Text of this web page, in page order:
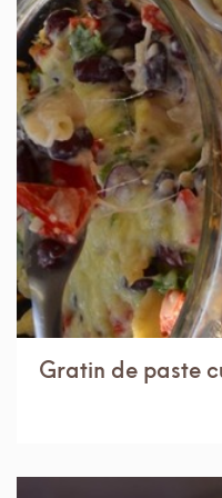
IN 1 ORA.
Gratin de paste